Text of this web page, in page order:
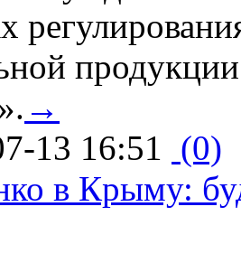
→
13 16:51 (0)
в Крыму: